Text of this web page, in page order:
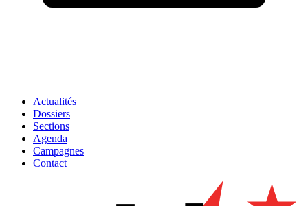
Actualités
Dossiers
Sections
Agenda
Campagnes
Contact